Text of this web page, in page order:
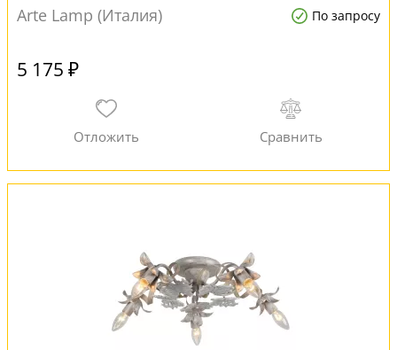
Arte Lamp (Италия)
По запросу
5 175 ₽